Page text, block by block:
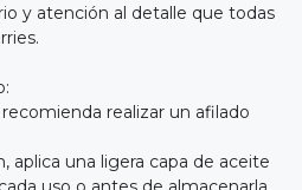
y atención al detalle que todas
realizar un afilado
aplica una ligera capa de aceite